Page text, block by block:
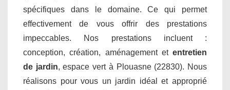
spécifiques dans le domaine. Ce qui permet
effectivement de vous offrir des prestations
impeccables. Nos prestations incluent :
conception, création, aménagement et entretien
de jardin, espace vert à Plouasne (22830). Nous
réalisons pour vous un jardin idéal et approprié